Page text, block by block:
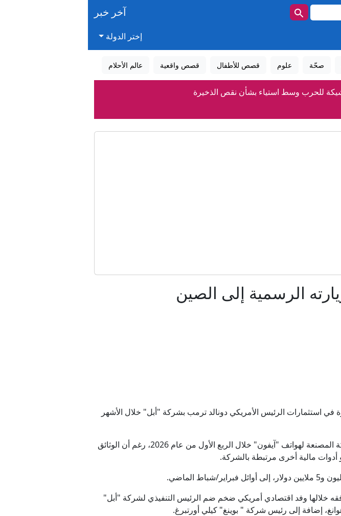
آخر خبر
إختر الدولة
صحّة علوم قصص للأطفال قصص واقعية عالم الأحلام
للحرب وسط استياء بشأن نقص الذخيرة
ضد عبدالرحمن السيد بسبب إسرائيل
يعلق على "استعراضات" ترامب
العسكري والدفاعي بين البلدين؟
الرسمية إلى الصين
استثمارات الرئيس الأمريكي دونالد ترمب بشركة "أبل" خلال الأشهر
وأظهرت الإفصاحات أن ترمب استثمر ما يصل إلى 7.2 ملايين دولار في الشركة المصنعة لهواتف "آيفون" خلال الربع الأول من عام 2026، رغم أن الوثائق
مالية أخرى مرتبطة بالشركة.
الماضي.
خلالها وفد اقتصادي أمريكي ضخم ضم الرئيس التنفيذي لشركة "أبل"
إضافة إلى رئيس شركة " بوينغ" كيلي أورتبرغ.